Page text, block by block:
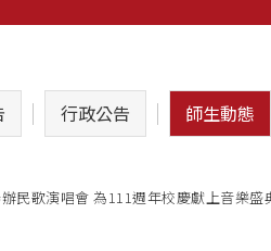
行政公告 師生動態
民歌演唱會 為111週年校慶獻上音樂盛